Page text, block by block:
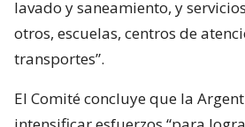
lavado y saneamiento, y
otros, escuelas, centros de
transportes”.
El Comité concluye que la